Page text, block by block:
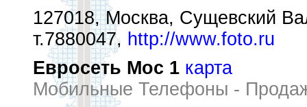
127018, Москва, Сущевский
т.7880047, http://www.foto.ru
Евросеть Мос 1 карта
Мобильные Телефоны -